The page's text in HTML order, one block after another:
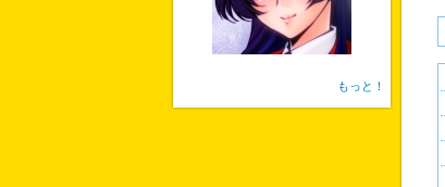
もっと！